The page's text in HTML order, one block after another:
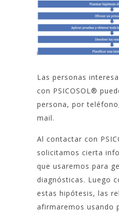
Las personas
con PSICOSOL®
persona, por
mail.
Al contactar con
solicitamos cierta
que usaremos para
diagnósticas. Luego
estas hipótesis, las
afirmaremos usando